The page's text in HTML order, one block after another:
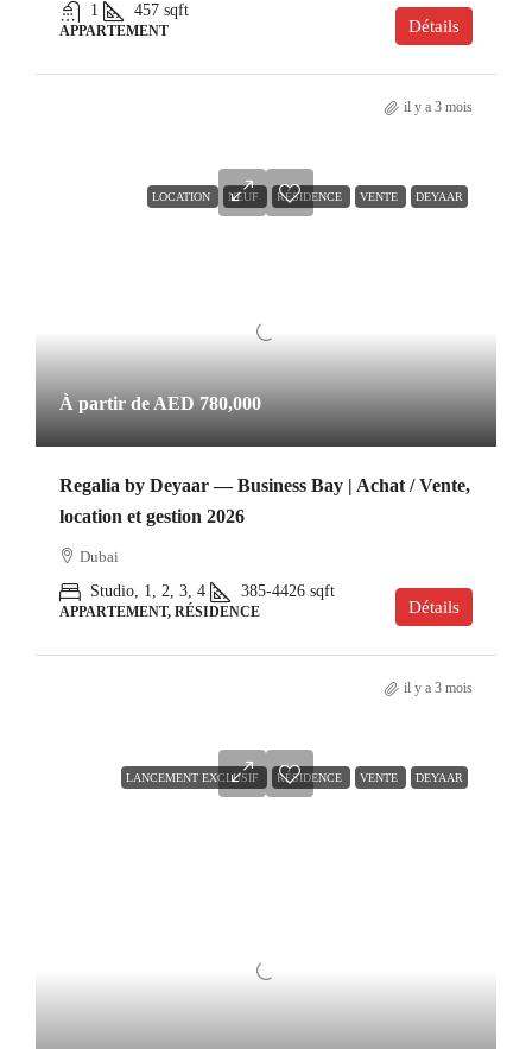
1
457 sqft
APPARTEMENT Détails
il y a 3 mois
LOCATION NEUF RÉSIDENCE VENTE DEYAAR
À partir de AED 780,000
Regalia by Deyaar — Business Bay | Achat / Vente,
location et gestion 2026
Dubai
Studio, 1, 2, 3, 4
385-4426 sqft
APPARTEMENT, RÉSIDENCE Détails
il y a 3 mois
LANCEMENT EXCLUSIF RÉSIDENCE VENTE DEYAAR